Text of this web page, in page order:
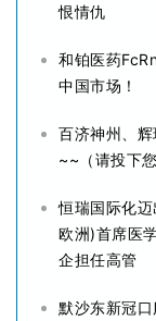
恨情仇
和铂医药
中国市场！
百济神州、
~~（请投下
恒瑞国际化
欧洲)首席医
企担任高管
默沙东新冠